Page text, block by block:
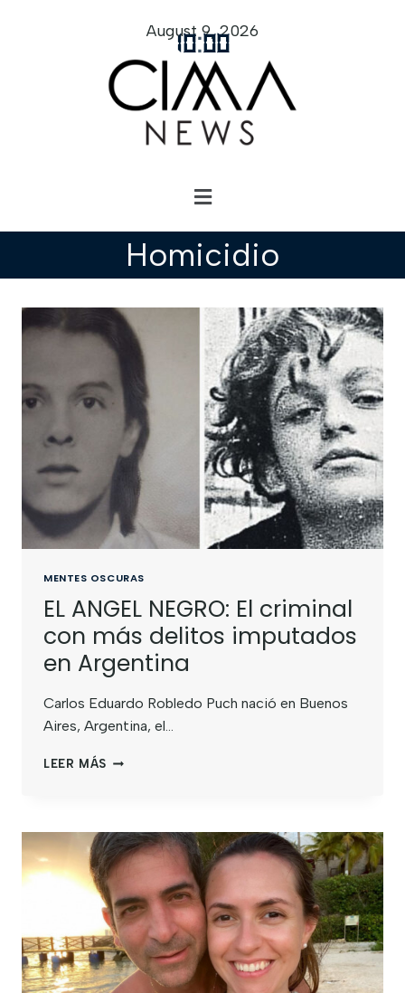
10:00
August 9, 2026
Homicidio
MENTES OSCURAS
EL ANGEL NEGRO: El criminal
con más delitos imputados
en Argentina
Carlos Eduardo Robledo Puch nació en Buenos
Aires, Argentina, el…
LEER MÁS